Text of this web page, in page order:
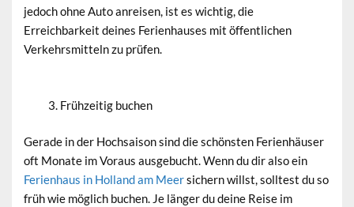
jedoch ohne Auto anreisen, ist es wichtig, die
Erreichbarkeit deines Ferienhauses mit öffentlichen
Verkehrsmitteln zu prüfen.
Frühzeitig buchen
Gerade in der Hochsaison sind die schönsten Ferienhäuser
oft Monate im Voraus ausgebucht. Wenn du dir also ein
Ferienhaus in Holland am Meersichern willst, solltest du so
früh wie möglich buchen. Je länger du deine Reise im